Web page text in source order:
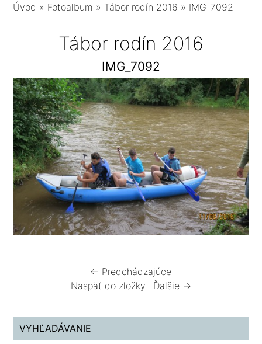
Úvod » Fotoalbum » Tábor rodín 2016 » IMG_7092
Tábor rodín 2016
IMG_7092
← Predchádzajúce
Naspäť do zložky
Ďalšie →
VYHĽADÁVANIE